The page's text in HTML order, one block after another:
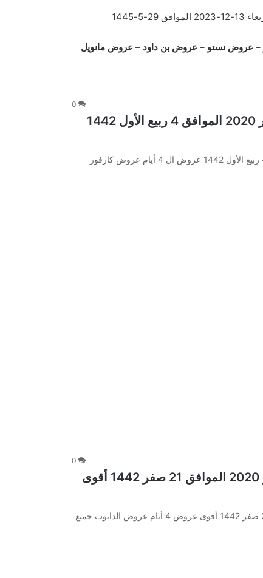
– عروض نستو – عروض بن داود – عروض مانويل
0
عروض كارفور جدة والمدينة اليوم 21 أكتوبر 2020 الموافق 4 ربيع الأول 1442
عروض كارفور جدة والمدينة اليوم 21 أكتوبر 2020 الموافق 4 ربيع الأول 1442 عروض ال 4 أيام عروض كارفور
0
عروض الدانوب جميع الفروع اليوم 8 أكتوبر 2020 الموافق 21 صفر 1442 أقوى
عروض الدانوب جميع الفروع اليوم 8 أكتوبر 2020 الموافق 21 صفر 1442 أقوى عروض 4 أيام عروض الدانوب جميع